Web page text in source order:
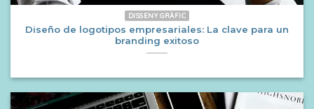
DISSENY GRÀFIC
Diseño de logotipos empresariales: La clave para un
branding exitoso